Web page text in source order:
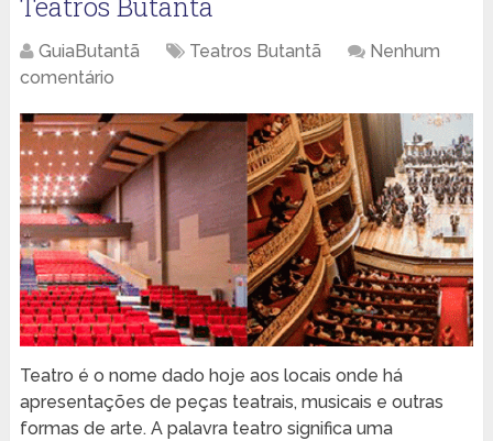
GuiaButantã Teatros Butantã
Nenhum
comentário
Teatro é o nome dado hoje aos locais onde há
apresentações de peças teatrais, musicais e outras
formas de arte. A palavra teatro significa uma